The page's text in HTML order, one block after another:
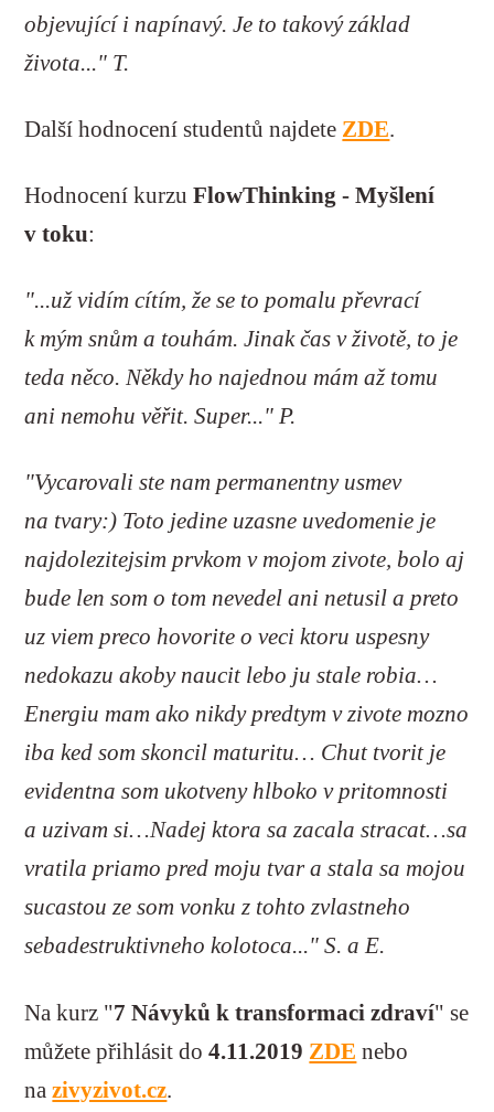
objevující i napínavý. Je to takový základ
života..." T.
Další hodnocení studentů najdete ZDE.
Hodnocení kurzuFlowThinking - Myšlení
v toku:
"...už vidím cítím, že se to pomalu převrací
k mým snům a touhám. Jinak čas v životě, to je
teda něco. Někdy ho najednou mám až tomu
ani nemohu věřit. Super..." P.
"Vycarovali ste nam permanentny usmev
na tvary:) Toto jedine uzasne uvedomenie je
najdolezitejsim prvkom v mojom zivote, bolo aj
bude len som o tom nevedel ani netusil a preto
uz viem preco hovorite o veci ktoru uspesny
nedokazu akoby naucit lebo ju stale robia…
Energiu mam ako nikdy predtym v zivote mozno
iba ked som skoncil maturitu… Chut tvorit je
evidentna som ukotveny hlboko v pritomnosti
a uzivam si…Nadej ktora sa zacala stracat…sa
vratila priamo pred moju tvar a stala sa mojou
sucastou ze som vonku z tohto zvlastneho
sebadestruktivneho kolotoca..." S. a E.
Na kurz "7 Návyků k transformaci zdraví" se
můžete přihlásit do4.11.2019 ZDE nebo
nazivyzivot.cz.